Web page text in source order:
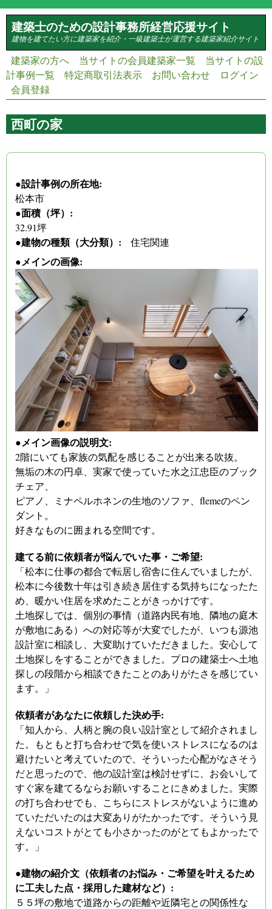
メインコンテンツに移動
建築士のための設計事務所経営応援サイト
建物を建てたい方に建築家を紹介・一級建築士が運営する建築家紹介サイト
建築家の方へ 当サイトの会員建築家一覧
当サイトの設
計事例一覧
特定商取引法表示 お問い合わせ
ログイン
会員登録
西町の家
●設計事例の所在地:
松本市
●面積（坪）:
32.91坪
●建物の種類（大分類）: 住宅関連
●メインの画像:
●メイン画像の説明文:
2階にいても家族の気配を感じることが出来る吹抜。
無垢の木の円卓、実家で使っていた水之江忠臣のブック
チェア、
ピアノ、ミナペルホネンの生地のソファ、flemeのペン
ダント。
好きなものに囲まれる空間です。
建てる前に依頼者が悩んでいた事・ご希望:
「松本に仕事の都合で転居し宿舎に住んでいましたが、
松本に今後数十年は引き続き居住する気持ちになったた
め、暖かい住居を求めたことがきっかけです。
土地探しでは、個別の事情（道路内民有地、隣地の庭木
が敷地にある）への対応等が大変でしたが、いつも源池
設計室に相談し、大変助けていただきました。安心して
土地探しをすることができました。プロの建築士へ土地
探しの段階から相談できたことのありがたさを感じてい
ます。」
依頼者があなたに依頼した決め手:
「知人から、人柄と腕の良い設計室として紹介されまし
た。もともと打ち合わせで気を使いストレスになるのは
避けたいと考えていたので、そういった心配がなさそう
だと思ったので、他の設計室は検討せずに、お会いして
すぐ家を建てるならお願いすることにきめました。実際
の打ち合わせでも、こちらにストレスがないように進め
ていただいたのは大変ありがたかったです。そういう見
えないコストがとても小さかったのがとてもよかったで
す。」
●建物の紹介文（依頼者のお悩み・ご希望を叶えるため
に工夫した点・採用した建材など）:
５５坪の敷地で道路からの距離や近隣宅との関係性な